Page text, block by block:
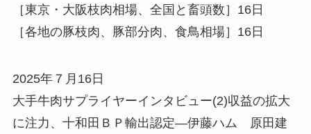
［東京・大阪枝肉相場、全国と畜頭数］16日
［各地の豚枝肉、豚部分肉、食鳥相場］16日
2025年７月16日
大手牛肉サプライヤーインタビュー(2)収益の拡大
に注力、十和田ＢＰ輸出認定—伊藤ハム 原田建